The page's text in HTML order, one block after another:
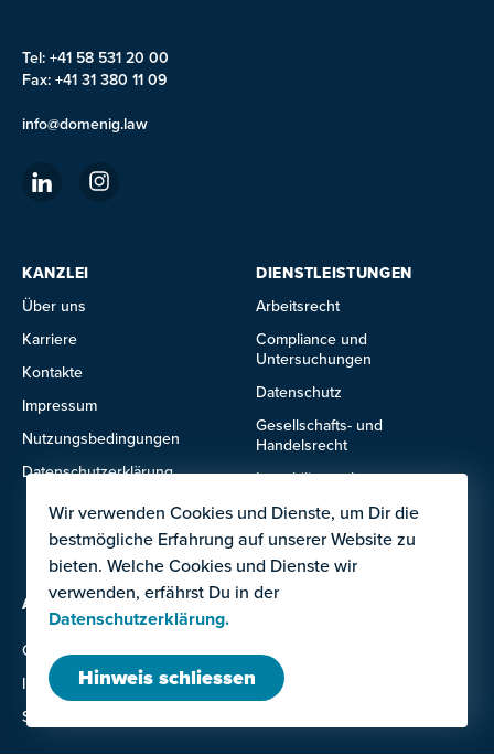
Tel: +41 58 531 20 00
Fax: +41 31 380 11 09
info@domenig.law
KANZLEI
Über uns
Karriere
Kontakte
Impressum
Nutzungsbedingungen
Datenschutzerklärung
DIENSTLEISTUNGEN
Arbeitsrecht
Compliance und
Untersuchungen
Datenschutz
Gesellschafts- und
Handelsrecht
Immobilienrecht
IT- und Technologierecht
Mietrecht
ANGEBOTE FÜR
Grossunternehmen
Institutionen
Investor:innen
KMU
Startups
Wir verwenden Cookies und Dienste, um Dir die
bestmögliche Erfahrung auf unserer Website zu
bieten. Welche Cookies und Dienste wir
verwenden, erfährst Du in der
Datenschutzerklärung.
Hinweis schliessen